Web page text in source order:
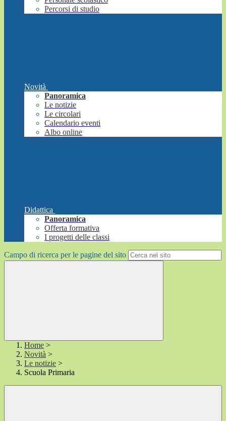
Percorsi di studio
Novità
Panoramica
Le notizie
Le circolari
Calendario eventi
Albo online
Didattica
Panoramica
Offerta formativa
I progetti delle classi
Campo di ricerca per le pagine del sito
Home >
Novità >
Le notizie >
Scuola Primaria